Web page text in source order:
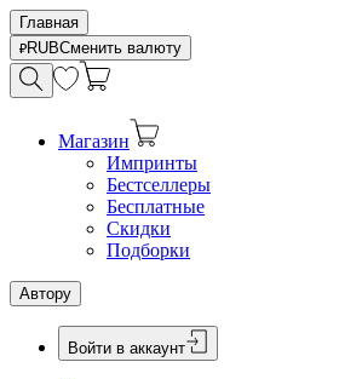
Главная
RUBСменить валюту
Магазин
Импринты
Бестселлеры
Бесплатные
Скидки
Подборки
Автору
Войти в аккаунт